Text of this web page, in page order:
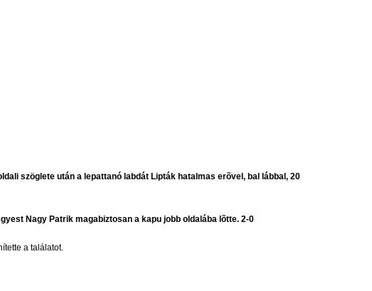
szöglete után a lepattanó labdát Lipták hatalmas erõvel, bal lábbal, 20
Nagy Patrik magabiztosan a kapu jobb oldalába lõtte. 2-0
a találatot.